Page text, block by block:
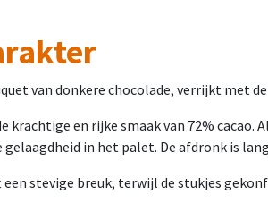
van donkere chocolade, verrijkt met
krachtige en rijke smaak van 72%
gelaagdheid in het palet. De afdronk is
een stevige breuk, terwijl de stukjes